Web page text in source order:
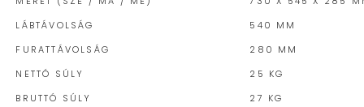
LÁBTÁVOLSÁG
540 MM
FURATTÁVOLSÁG
280 MM
NETTÓ SÚLY
25 KG
BRUTTÓ SÚLY
27 KG